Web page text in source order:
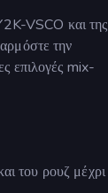
VSCO και της
την
επιλογές mix-
του ρουζ μέχρι